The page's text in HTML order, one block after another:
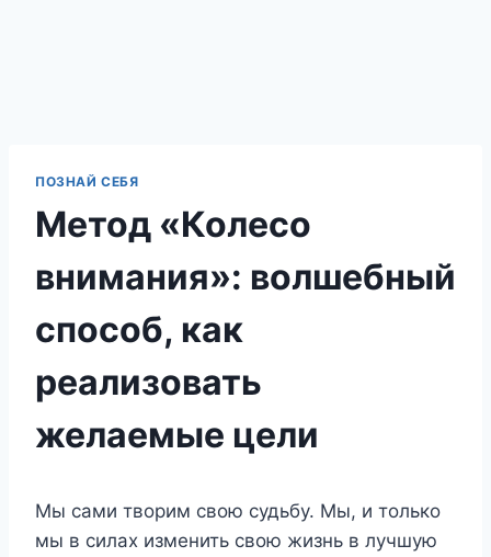
ПОЗНАЙ СЕБЯ
Метод «Колесо
внимания»: волшебный
способ, как
реализовать
желаемые цели
Мы сами творим свою судьбу. Мы, и только
мы в силах изменить свою жизнь в лучшую